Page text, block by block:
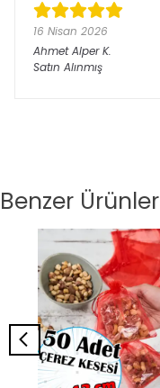
16 Nisan 2026
Ahmet Alper K.
Satın Alınmış
Benzer Ürünler